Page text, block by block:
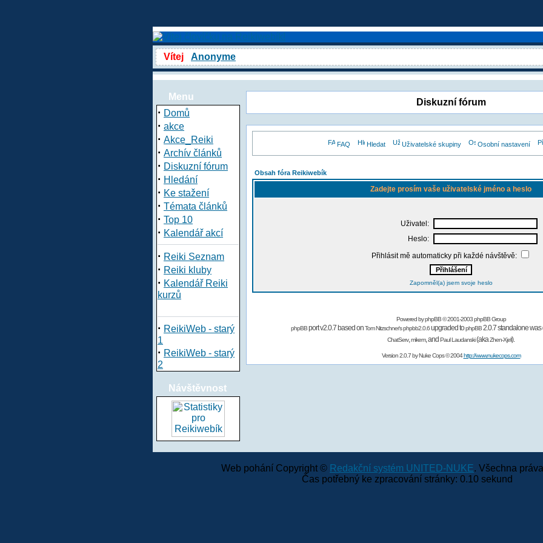
Vítej Anonyme
Menu
· Domů
· akce
· Akce_Reiki
· Archív článků
· Diskuzní fórum
· Hledání
· Ke stažení
· Témata článků
· Top 10
· Kalendář akcí
· Reiki Seznam
· Reiki kluby
· Kalendář Reiki
kurzů
· ReikiWeb - starý
1
· ReikiWeb - starý
2
Návštěvnost
Diskuzní fórum
FAQ Hledat Uživatelské skupiny Osobní nastavení
Obsah fóra Reikiwebík
Zadejte prosím vaše uživatelské jméno a heslo
Uživatel:
Heslo:
Přihlásit mě automaticky při každé návštěvě:
Zapomněl(a) jsem svoje heslo
Powered byphpBB© 2001-2003 phpBB Group
phpBBport v2.0.7 based onTom Nitzschner'sphpbb2.0.6upgraded tophpBB2.0.7 standalone
ChatServ,mikem,and Paul Laudanski(akaZhen-Xjell).
Version 2.0.7 byNuke Cops© 2004http://www.nukecops.com
Web pohání Copyright © Redakční systém UNITED-NUKE. Všechna
Čas potřebný ke zpracování stránky: 0.10 sekund